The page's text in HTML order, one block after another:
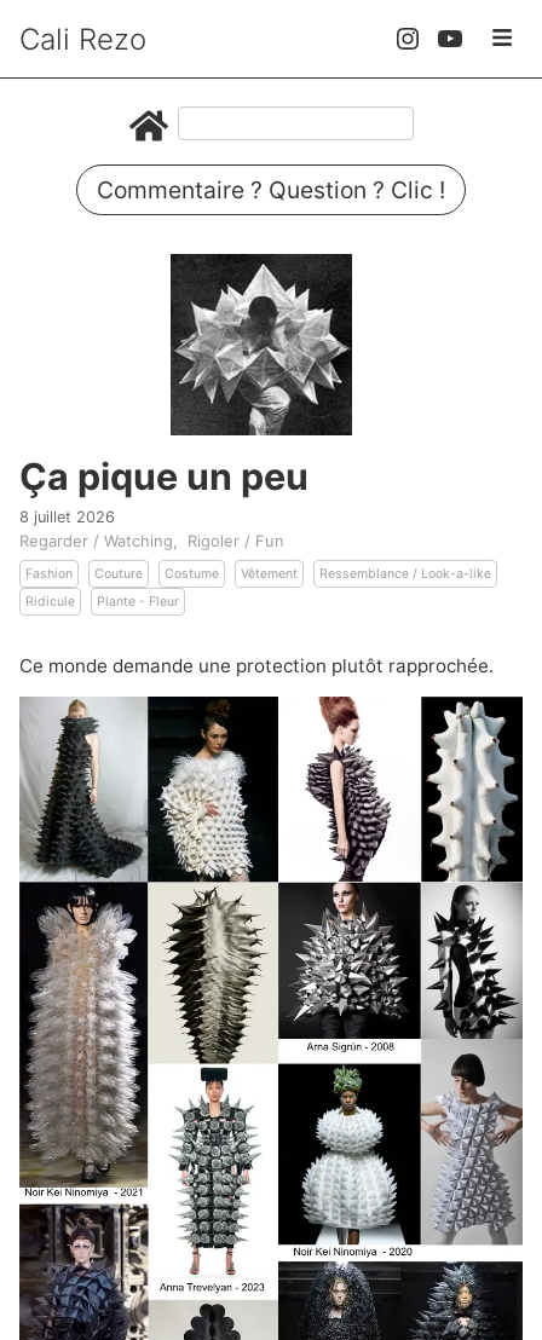
Cali Rezo
Commentaire ? Question ? Clic !
Ça pique un peu
8 juillet 2026
Regarder / Watching Rigoler / Fun
Fashion Couture Costume Vêtement
Ressemblance / Look-a-like
Ridicule
Plante - Fleur
Ce monde demande une protection plutôt rapprochée.